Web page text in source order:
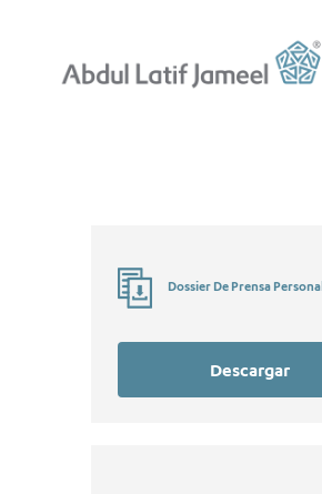
Dossier De Prensa Personal
Descargar